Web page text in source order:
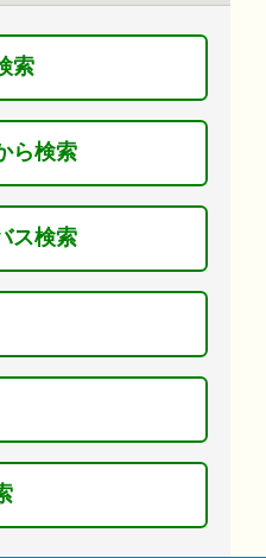
索
ら検索
ス検索